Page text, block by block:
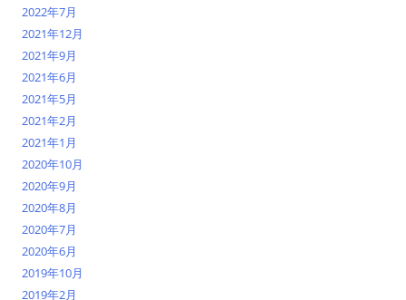
2022年7月
2021年12月
2021年9月
2021年6月
2021年5月
2021年2月
2021年1月
2020年10月
2020年9月
2020年8月
2020年7月
2020年6月
2019年10月
2019年2月